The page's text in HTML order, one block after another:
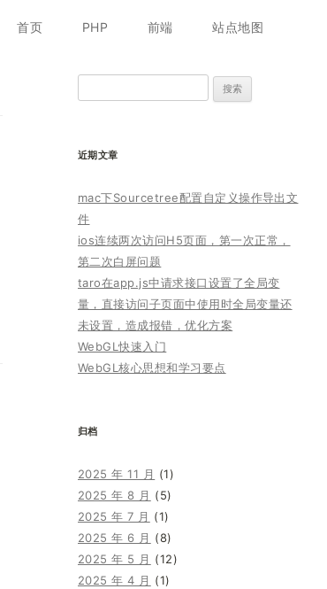
至
正
首页 PHP 前端 站点地图
索：
近期文章
mac下Sourcetree配置自定义操作导出文
件
ios连续两次访问H5页面，第一次正常，
第二次白屏问题
taro在app.js中请求接口设置了全局变
量，直接访问子页面中使用时全局变量还
未设置，造成报错，优化方案
WebGL快速入门
WebGL核心思想和学习要点
归档
2025 年 11 月 (1)
2025 年 8 月 (5)
2025 年 7 月 (1)
2025 年 6 月 (8)
2025 年 5 月 (12)
2025 年 4 月 (1)